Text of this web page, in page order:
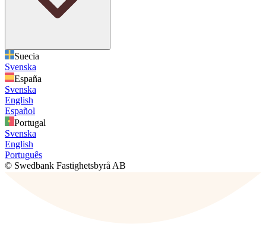
Suecia
Svenska
España
Svenska
English
Español
Portugal
Svenska
English
Português
© Swedbank Fastighetsbyrå AB